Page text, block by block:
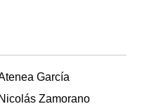
García
Zamorano